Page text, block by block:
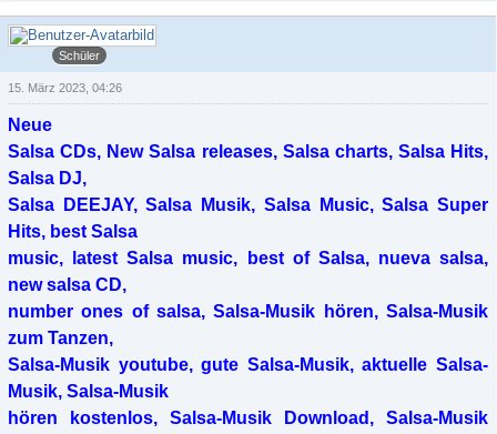
cubano
Schüler
15. März 2023, 04:26
Neue
Salsa CDs, New Salsa releases, Salsa charts, Salsa Hits,
Salsa DJ,
Salsa DEEJAY, Salsa Musik, Salsa Music, Salsa Super
Hits, best Salsa
music, latest Salsa music, best of Salsa, nueva salsa,
new salsa CD,
number ones of salsa, Salsa-Musik hören, Salsa-Musik
zum Tanzen,
Salsa-Musik youtube, gute Salsa-Musik, aktuelle Salsa-
Musik, Salsa-Musik
hören kostenlos, Salsa-Musik Download, Salsa-Musik